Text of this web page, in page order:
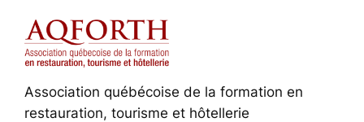
Association québécoise de la formation en
restauration, tourisme et hôtellerie